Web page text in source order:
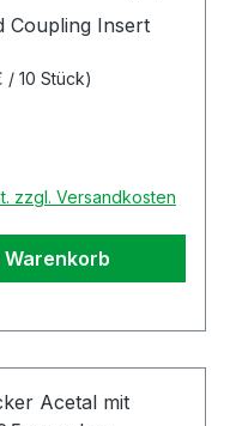
Coupling Insert
/ 10 Stück)
zzgl. Versandkosten
Warenkorb